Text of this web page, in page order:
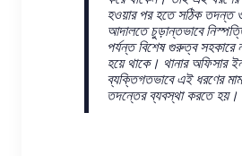
হওয়ার পর হতে সঠিক তদন্ত ও
আদালতে চুড়ান্তভাবে
পর্যন্ত বিশেষ গুরুত্ব সহকারে
হয়ে থাকে। থানার অফিসার
ব্যক্তিগতভাবে এই ধরণের
তদন্তের ব্যবস্থা করতে হয়।